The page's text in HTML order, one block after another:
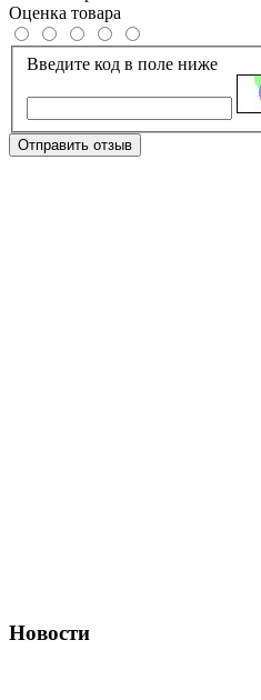
Оценка товара
Введите код в поле ниже
Отправить отзыв
Новости